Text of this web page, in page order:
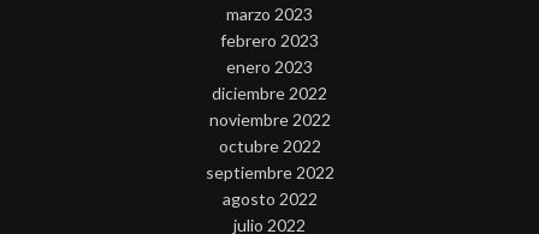
marzo 2023
febrero 2023
enero 2023
diciembre 2022
noviembre 2022
octubre 2022
septiembre 2022
agosto 2022
julio 2022